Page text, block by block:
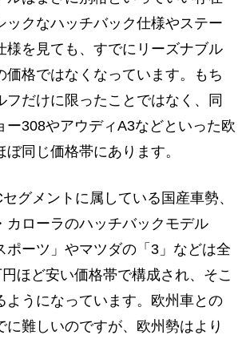
ックなハッチバック仕様やステー
様を見ても、すでにリーズナブル
価格ではなくなっています。もち
フだけに限ったことではなく、同
ー308やアウディA3などといった欧
同じ価格帯にあります。
グメントに属している国産車勢、
カローラのハッチバックモデル
ポーツ」やマツダの「3」などは全
ほど安い価格帯で構成され、そこ
ようになっています。欧州車との
に難しいのですが、欧州勢はより